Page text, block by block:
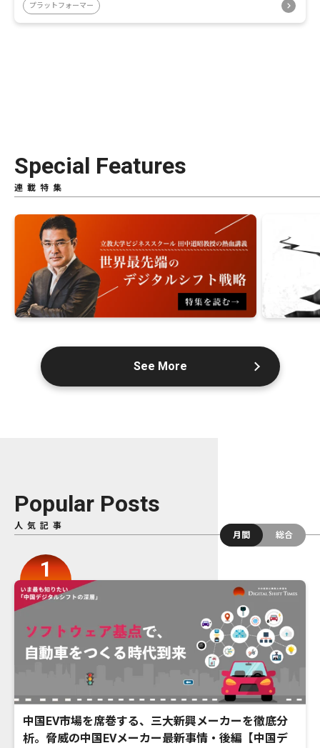
プラットフォーマー
Special Features
連載特集
See More
Popular Posts
人気記事
月間
総合
中国EV市場を席巻する、三大新興メーカーを徹底分
析。脅威の中国EVメーカー最新事情・後編【中国デ